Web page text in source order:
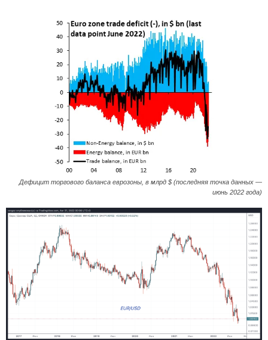
Дефицит торгового баланса еврозоны, в млрд $ (последняя точка данных —
июнь 2022 года)